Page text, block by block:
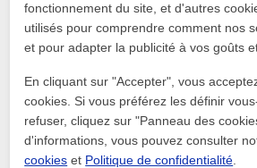
Questions
Bienvenue dans l'espace de Questions/
avez des doutes. De plus vous pouvez
d'autres élèves ont posées et les
Fonctionnement
fonctionnement du site, et d'autres
utilisés pour comprendre comment nos
et pour adapter la publicité à vos goûts
En cliquant sur "Accepter", vous
cookies. Si vous préférez les définir
refuser, cliquez sur "Panneau des
d'informations, vous pouvez consulter
cookies et Politique de confidentialité